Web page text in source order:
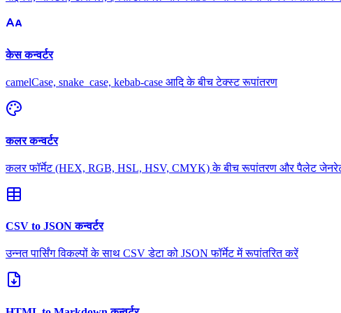
केस कन्वर्टर
camelCase, snake_case, kebab-case आदि के बीच टेक्स्ट रूपांतरण
कलर कन्वर्टर
कलर फॉर्मेट (HEX, RGB, HSL, HSV, CMYK) के बीच रूपांतरण और पैलेट
CSV to JSON कन्वर्टर
उन्नत पार्सिंग विकल्पों के साथ CSV डेटा को JSON फॉर्मेट में रूपांतरित करें